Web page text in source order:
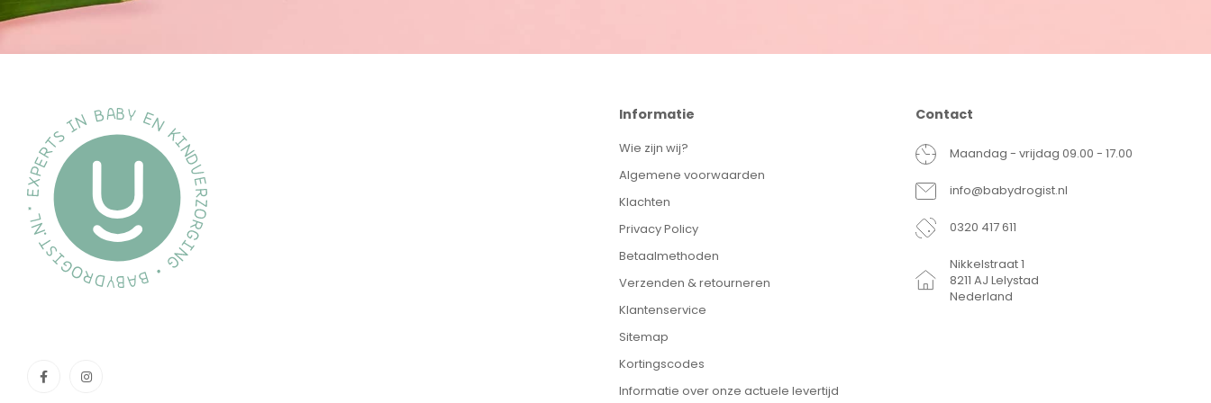
Kleur:Zachtroze
Aantal Stuks:
Informatie
Wie zijn wij?
Algemene voorwaarden
Klachten
Privacy Policy
Betaalmethoden
Verzenden & retourneren
Klantenservice
Sitemap
Kortingscodes
Informatie over onze actuele levertijd
Contact
Maandag - vrijdag 09.00 - 17.00
info@babydrogist.nl
0320 417 611
Nikkelstraat 1
8211 AJ Lelystad
Nederland